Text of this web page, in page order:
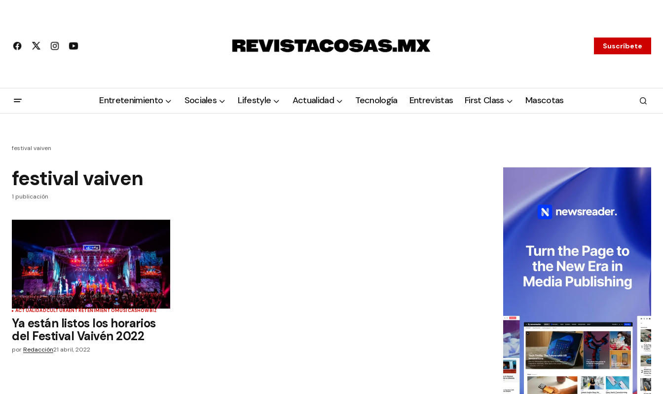
Suscríbete
Entretenimiento Sociales Lifestyle Actualidad Tecnología Entrevistas First Class Mascotas
festival vaiven
festival vaiven
1 publicación
ACTUALIDADCULTURAENTRETENIMIENTOMÚSICASHOWBIZ
Ya están listos los horarios
del Festival Vaivén 2022
porRedacción21 abril, 2022